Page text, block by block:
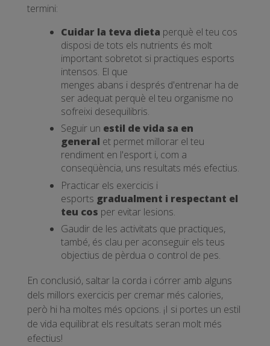
termini:
Cuidar la teva dieta perquè el teu cos
disposi de tots els nutrients és molt
important sobretot si practiques esports
intensos. El que
menges abans i després d'entrenar ha de
ser adequat perquè el teu organisme no
sofreixi desequilibris.
Seguir un estil de vida sa en
general et permet millorar el teu
rendiment en l'esport i, com a
conseqüència, uns resultats més efectius.
Practicar els exercicis i
esports gradualment i respectant el
teu cos per evitar lesions.
Gaudir de les activitats que practiques,
també, és clau per aconseguir els teus
objectius de pèrdua o control de pes.
En conclusió, saltar la corda i córrer amb alguns
dels millors exercicis per cremar més calories,
però hi ha moltes més opcions. ¡I si portes un estil
de vida equilibrat els resultats seran molt més
efectius!